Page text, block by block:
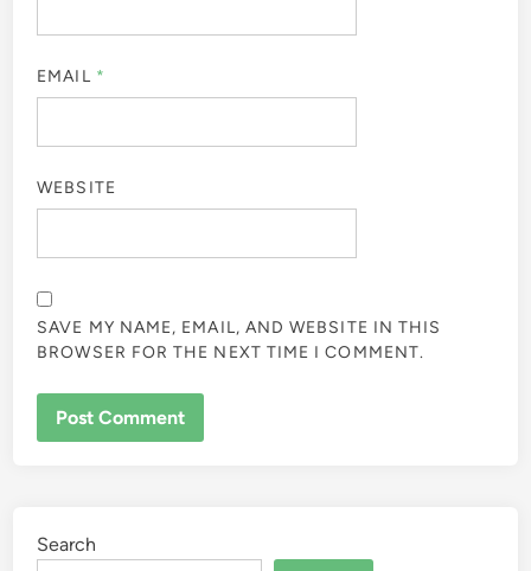
EMAIL *
WEBSITE
SAVE MY NAME, EMAIL, AND WEBSITE IN THIS
BROWSER FOR THE NEXT TIME I COMMENT.
Search